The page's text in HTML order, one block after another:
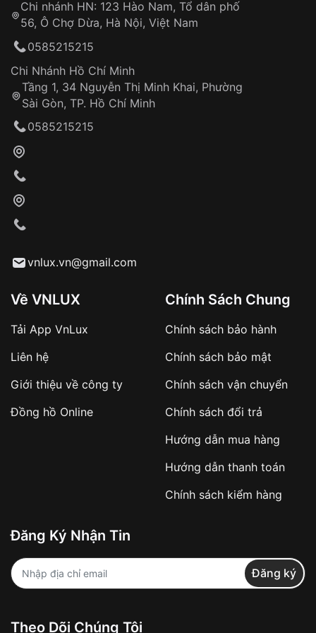
Từ khóa SEO:
Khách hàng kiểm tra và thanh toán trực tiếp
Từ khóa SEO:
sản phẩm đặc biệt
hàng
Số tiền còn lại thanh toán khi nhận hàng hoặc
✔️ Đảm bảo xử lý đơn hàng nhanh chóng
✔️ Hạn chế tình trạng hủy đơn không mong
Từ khóa SEO:
Khách hàng được
Đảm bảo quyền lợi khách hàng
Đồng hành cùng khách hàng trong suốt quá
trình sử dụng
Chi nhánh HN: 123 Hào Nam, Tổ dân phố
56, Ô Chợ Dừa, Hà Nội, Việt Nam
0585215215
Chi Nhánh Hồ Chí Minh
Tầng 1, 34 Nguyễn Thị Minh Khai, Phường
Sài Gòn, TP. Hồ Chí Minh
0585215215
vnlux.vn@gmail.com
Về VNLUX
Tải App VnLux
Liên hệ
Giới thiệu về công ty
Đồng hồ Online
Chính Sách Chung
Chính sách bảo hành
Chính sách bảo mật
Chính sách vận chuyển
Chính sách đổi trả
Hướng dẫn mua hàng
Hướng dẫn thanh toán
Chính sách kiểm hàng
Đăng Ký Nhận Tin
Đăng ký
Theo Dõi Chúng Tôi